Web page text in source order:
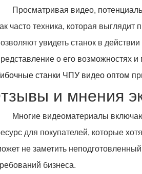
Просматривая видео,
часто техника, которая
увидеть станок в
о его возможностях и
станки ЧПУ видео оптом
и мнения
Многие видеоматериалы
для покупателей, которые
не заметить
бизнеса.